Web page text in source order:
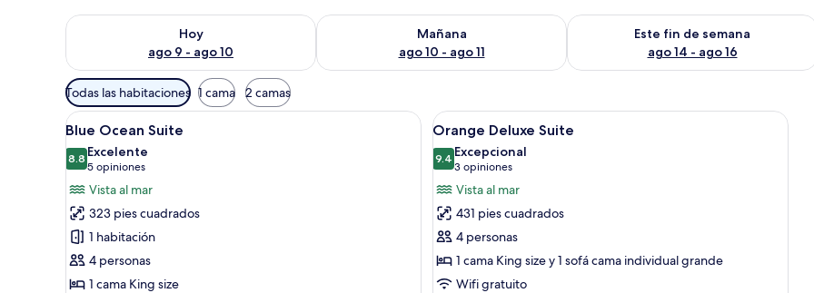
Hoy
ago 9 - ago 10
Consulta la disponibilidad para hoy ago 9 - ago 10
Mañana
ago 10 - ago 11
Consulta la disponibilidad para mañana ago 10 - ago 11
Este fin de semana
ago 14 - ago 16
Consulta la disponibilidad para este
Filtros
disponibles
para
las
habitaciones
Todas las habitaciones 1 cama 2 camas
Abrir
todas
las
fotos
de
Blue
Ocean
Suite
Un dormitorio con cama, mesita de noche, lámpara y vistas a través de un tragaluz.
10
Blue Ocean Suite
8.88.8 de 10
Excelente
5 opiniones
(5
opiniones)
Vista al mar
323 pies cuadrados
1 habitación
4 personas
1 cama King size
Abrir
todas
las
fotos
de
Orange
Deluxe
Suite
Un dormitorio con una cama
10
Orange Deluxe Suite
9.49.4 de 10
Excepcional
3 opiniones
(3
opiniones)
Vista al mar
431 pies cuadrados
4 personas
1 cama King size y 1 sofá cama individual grande
Wifi gratuito